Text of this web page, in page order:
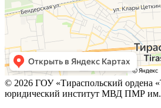
© 2026 ГОУ «Тираспольский
юридический институт МВД ПМР